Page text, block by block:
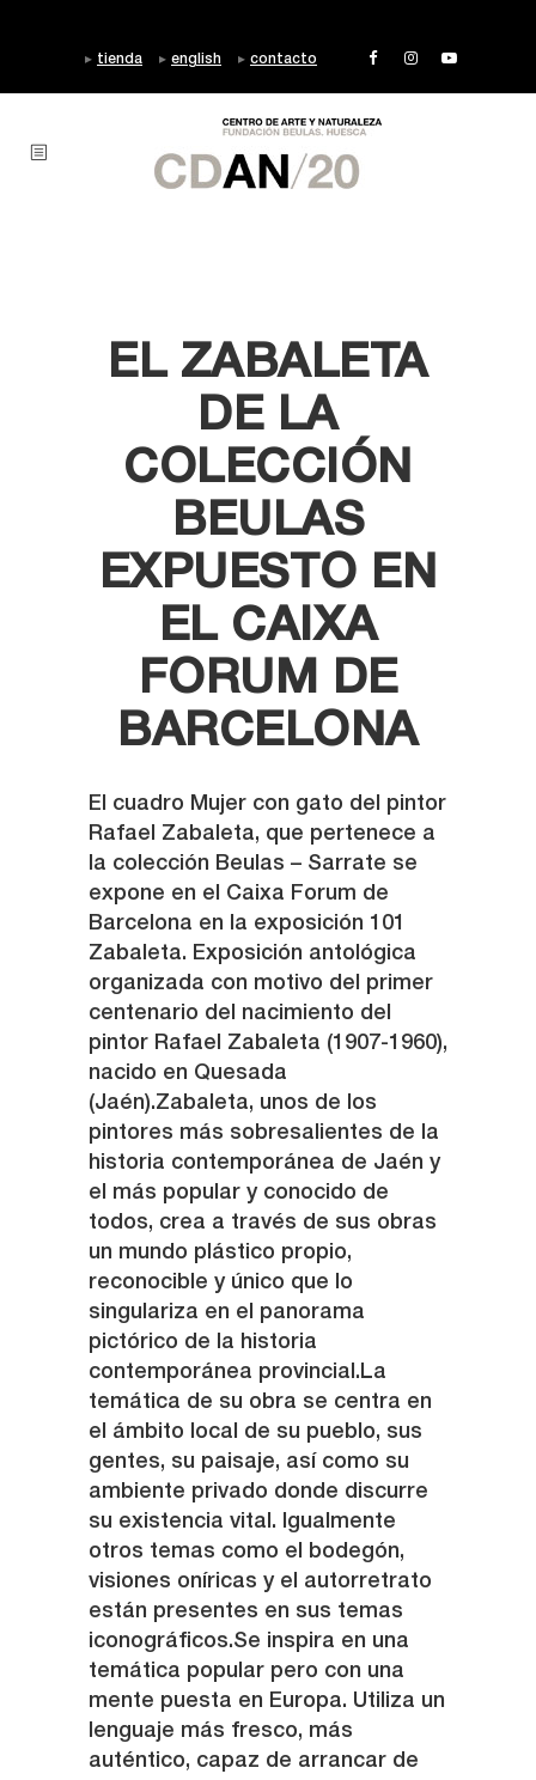
tienda english contacto
EL ZABALETA
DE LA
COLECCIÓN
BEULAS
EXPUESTO EN
EL CAIXA
FORUM DE
BARCELONA
El cuadro Mujer con gato del pintor
Rafael Zabaleta, que pertenece a
la colección Beulas – Sarrate se
expone en el Caixa Forum de
Barcelona en la exposición 101
Zabaleta. Exposición antológica
organizada con motivo del primer
centenario del nacimiento del
pintor Rafael Zabaleta (1907-1960),
nacido en Quesada
(Jaén).Zabaleta, unos de los
pintores más sobresalientes de la
historia contemporánea de Jaén y
el más popular y conocido de
todos, crea a través de sus obras
un mundo plástico propio,
reconocible y único que lo
singulariza en el panorama
pictórico de la historia
contemporánea provincial.La
temática de su obra se centra en
el ámbito local de su pueblo, sus
gentes, su paisaje, así como su
ambiente privado donde discurre
su existencia vital. Igualmente
otros temas como el bodegón,
visiones oníricas y el autorretrato
están presentes en sus temas
iconográficos.Se inspira en una
temática popular pero con una
mente puesta en Europa. Utiliza un
lenguaje más fresco, más
auténtico, capaz de arrancar de